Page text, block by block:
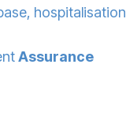
hospitalisation
Assurance